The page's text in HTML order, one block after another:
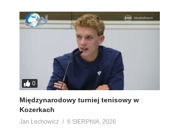
0
Międzynarodowy turniej tenisowy w
Kozerkach
Jan Lechowicz 6 SIERPNIA, 2026